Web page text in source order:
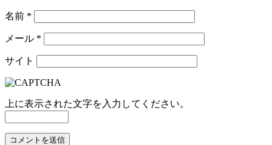
名前 *
メール *
サイト
上に表示された文字を入力してください。